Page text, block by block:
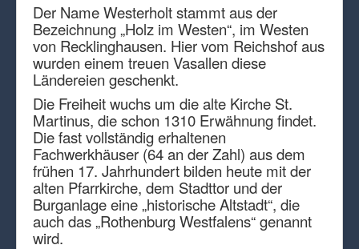
Der Name Westerholt stammt aus der
Bezeichnung „Holz im Westen“, im Westen
von Recklinghausen. Hier vom Reichshof aus
wurden einem treuen Vasallen diese
Ländereien geschenkt.
Die Freiheit wuchs um die alte Kirche St.
Martinus, die schon 1310 Erwähnung findet.
Die fast vollständig erhaltenen
Fachwerkhäuser (64 an der Zahl) aus dem
frühen 17. Jahrhundert bilden heute mit der
alten Pfarrkirche, dem Stadttor und der
Burganlage eine „historische Altstadt“, die
auch das „Rothenburg Westfalens“ genannt
wird.